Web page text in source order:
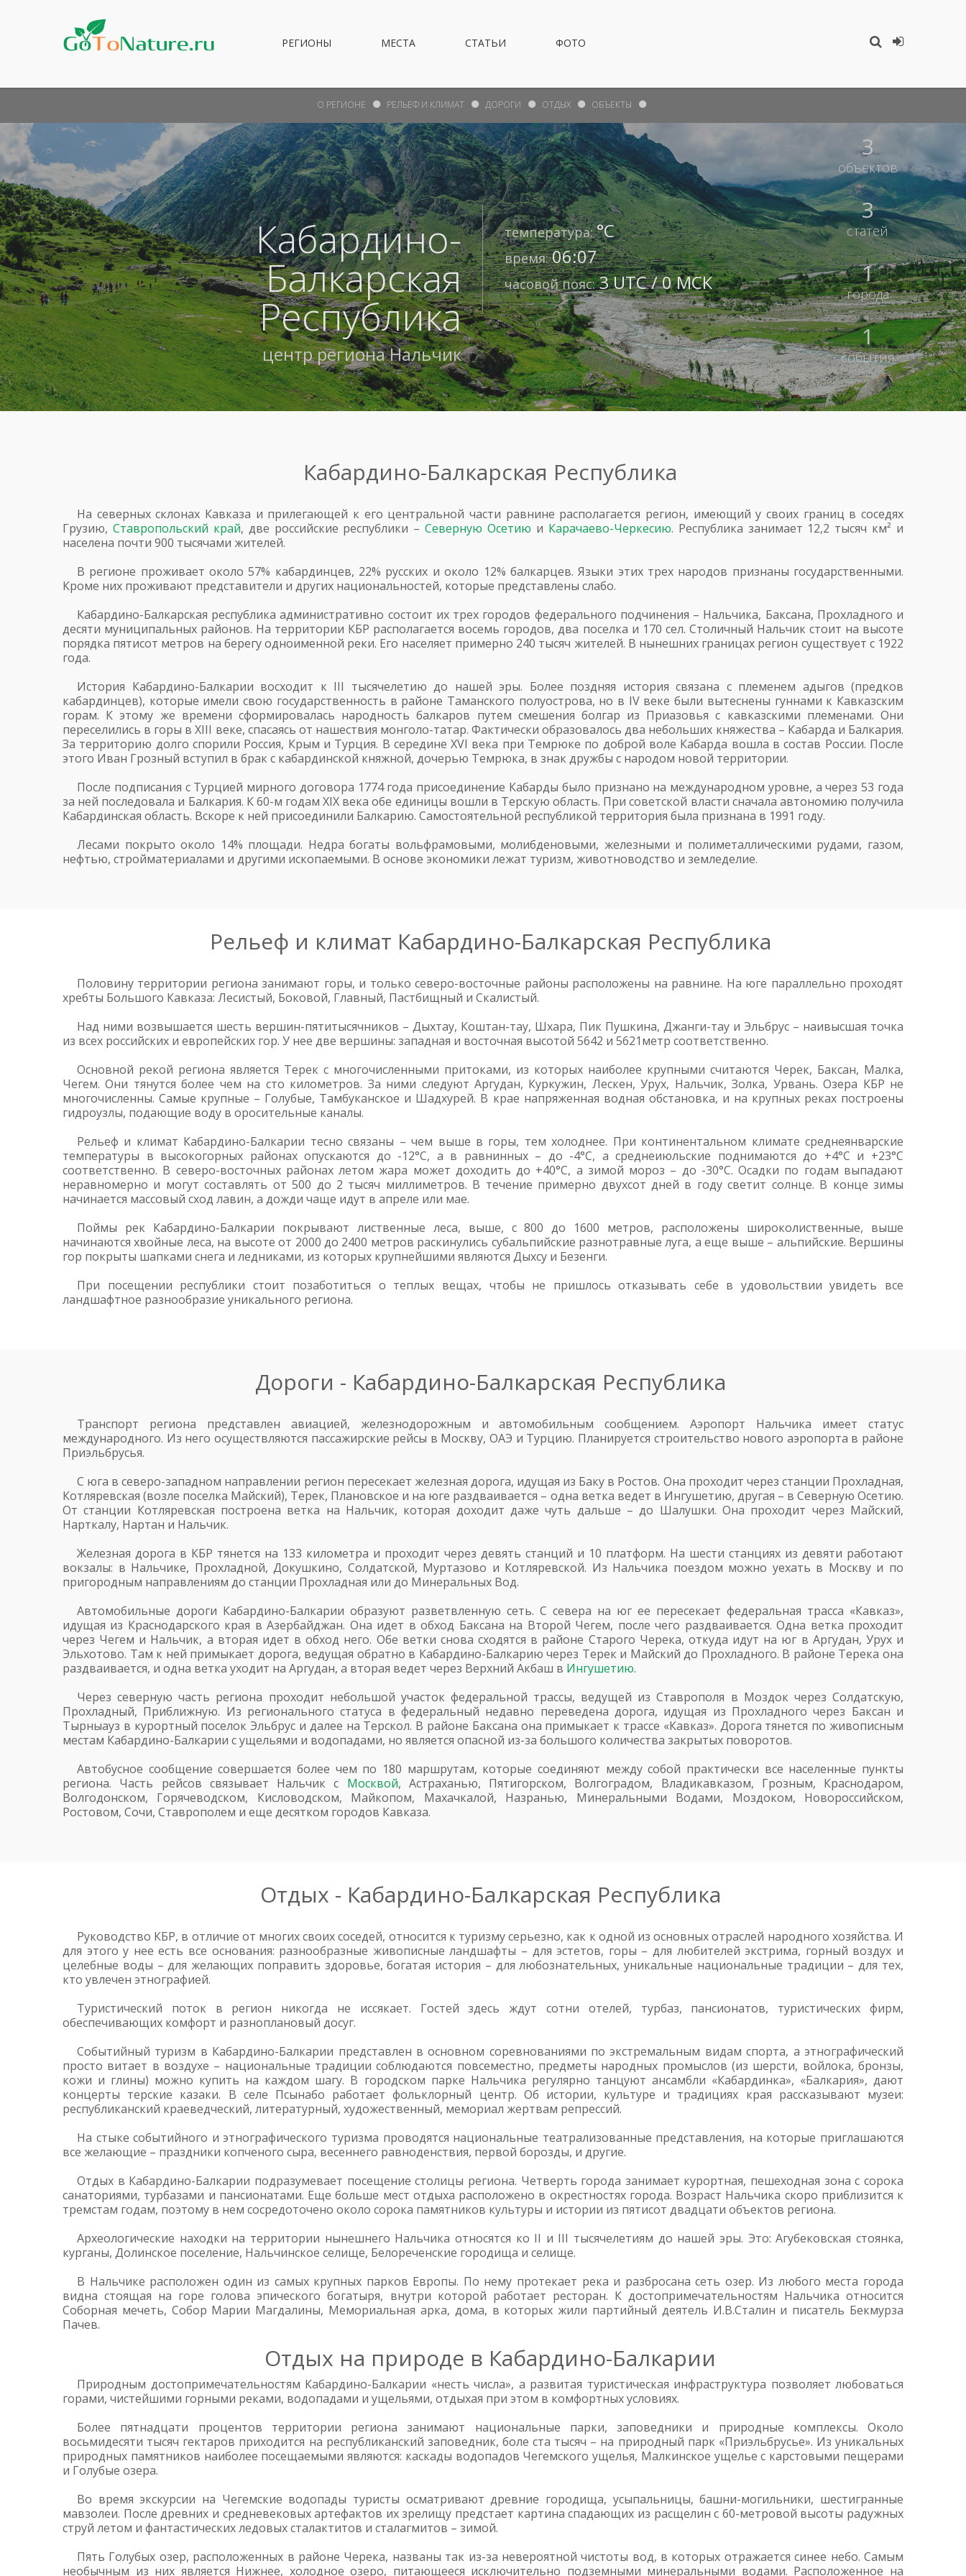
РЕГИОНЫ МЕСТА СТАТЬИ ФОТО
Кабардино-
Балкарская
Республика
центр регионаНальчик
температура:°С
время:06:07
часовой пояс:3 UTC / 0 МСК
3
объектов
3
статей
1
города
1
события
О РЕГИОНЕ РЕЛЬЕФ И КЛИМАТ ДОРОГИ ОТДЫХ ОБЪЕКТЫ
Кабардино-Балкарская Республика
На северных склонах Кавказа и прилегающей к его центральной части равнине располагается регион, имеющий у своих границ в соседях
Грузию, Ставропольский край, две российские республики –Северную Осетию и Карачаево-Черкесию. Республика занимает 12,2 тысяч км² и
населена почти 900 тысячами жителей.
В регионе проживает около 57% кабардинцев, 22% русских и около 12% балкарцев. Языки этих трех народов признаны государственными.
Кроме них проживают представители и других национальностей, которые представлены слабо.
Кабардино-Балкарская республика административно состоит их трех городов федерального подчинения – Нальчика, Баксана, Прохладного и
десяти муниципальных районов. На территории КБР располагается восемь городов, два поселка и 170 сел. Столичный Нальчик стоит на высоте
порядка пятисот метров на берегу одноименной реки. Его населяет примерно 240 тысяч жителей. В нынешних границах регион существует с 1922
года.
История Кабардино-Балкарии восходит к III тысячелетию до нашей эры. Более поздняя история связана с племенем адыгов (предков
кабардинцев), которые имели свою государственность в районе Таманского полуострова, но в IV веке были вытеснены гуннами к Кавказским
горам. К этому же времени сформировалась народность балкаров путем смешения болгар из Приазовья с кавказскими племенами. Они
переселились в горы в XIII веке, спасаясь от нашествия монголо-татар. Фактически образовалось два небольших княжества – Кабарда и Балкария.
За территорию долго спорили Россия, Крым и Турция. В середине XVI века при Темрюке по доброй воле Кабарда вошла в состав России. После
этого Иван Грозный вступил в брак с кабардинской княжной, дочерью Темрюка, в знак дружбы с народом новой территории.
После подписания с Турцией мирного договора 1774 года присоединение Кабарды было признано на международном уровне, а через 53 года
за ней последовала и Балкария. К 60-м годам XIX века обе единицы вошли в Терскую область. При советской власти сначала автономию получила
Кабардинская область. Вскоре к ней присоединили Балкарию. Самостоятельной республикой территория была признана в 1991 году.
Лесами покрыто около 14% площади. Недра богаты вольфрамовыми, молибденовыми, железными и полиметаллическими рудами, газом,
нефтью, стройматериалами и другими ископаемыми. В основе экономики лежат туризм, животноводство и земледелие.
Рельеф и климат Кабардино-Балкарская Республика
Половину территории региона занимают горы, и только северо-восточные районы расположены на равнине. На юге параллельно проходят
хребты Большого Кавказа: Лесистый, Боковой, Главный, Пастбищный и Скалистый.
Над ними возвышается шесть вершин-пятитысячников – Дыхтау, Коштан-тау, Шхара, Пик Пушкина, Джанги-тау и Эльбрус – наивысшая точка
из всех российских и европейских гор. У нее две вершины: западная и восточная высотой 5642 и 5621метр соответственно.
Основной рекой региона является Терек с многочисленными притоками, из которых наиболее крупными считаются Черек, Баксан, Малка,
Чегем. Они тянутся более чем на сто километров. За ними следуют Аргудан, Куркужин, Лескен, Урух, Нальчик, Золка, Урвань. Озера КБР не
многочисленны. Самые крупные – Голубые, Тамбуканское и Шадхурей. В крае напряженная водная обстановка, и на крупных реках построены
гидроузлы, подающие воду в оросительные каналы.
Рельеф и климат Кабардино-Балкарии тесно связаны – чем выше в горы, тем холоднее. При континентальном климате среднеянварские
температуры в высокогорных районах опускаются до -12°С, а в равнинных – до -4°С, а среднеиюльские поднимаются до +4°С и +23°С
соответственно. В северо-восточных районах летом жара может доходить до +40°С, а зимой мороз – до -30°С. Осадки по годам выпадают
неравномерно и могут составлять от 500 до 2 тысяч миллиметров. В течение примерно двухсот дней в году светит солнце. В конце зимы
начинается массовый сход лавин, а дожди чаще идут в апреле или мае.
Поймы рек Кабардино-Балкарии покрывают лиственные леса, выше, с 800 до 1600 метров, расположены широколиственные, выше
начинаются хвойные леса, на высоте от 2000 до 2400 метров раскинулись субальпийские разнотравные луга, а еще выше – альпийские. Вершины
гор покрыты шапками снега и ледниками, из которых крупнейшими являются Дыхсу и Безенги.
При посещении республики стоит позаботиться о теплых вещах, чтобы не пришлось отказывать себе в удовольствии увидеть все
ландшафтное разнообразие уникального региона.
Дороги - Кабардино-Балкарская Республика
Транспорт региона представлен авиацией, железнодорожным и автомобильным сообщением. Аэропорт Нальчика имеет статус
международного. Из него осуществляются пассажирские рейсы в Москву, ОАЭ и Турцию. Планируется строительство нового аэропорта в районе
Приэльбрусья.
С юга в северо-западном направлении регион пересекает железная дорога, идущая из Баку в Ростов. Она проходит через станции Прохладная,
Котляревская (возле поселка Майский), Терек, Плановское и на юге раздваивается – одна ветка ведет в Ингушетию, другая – в Северную Осетию.
От станции Котляревская построена ветка на Нальчик, которая доходит даже чуть дальше – до Шалушки. Она проходит через Майский,
Нарткалу, Нартан и Нальчик.
Железная дорога в КБР тянется на 133 километра и проходит через девять станций и 10 платформ. На шести станциях из девяти работают
вокзалы: в Нальчике, Прохладной, Докушкино, Солдатской, Муртазово и Котляревской. Из Нальчика поездом можно уехать в Москву и по
пригородным направлениям до станции Прохладная или до Минеральных Вод.
Автомобильные дороги Кабардино-Балкарии образуют разветвленную сеть. С севера на юг ее пересекает федеральная трасса «Кавказ»,
идущая из Краснодарского края в Азербайджан. Она идет в обход Баксана на Второй Чегем, после чего раздваивается. Одна ветка проходит
через Чегем и Нальчик, а вторая идет в обход него. Обе ветки снова сходятся в районе Старого Черека, откуда идут на юг в Аргудан, Урух и
Эльхотово. Там к ней примыкает дорога, ведущая обратно в Кабардино-Балкарию через Терек и Майский до Прохладного. В районе Терека она
раздваивается, и одна ветка уходит на Аргудан, а вторая ведет через Верхний Акбаш в Ингушетию.
Через северную часть региона проходит небольшой участок федеральной трассы, ведущей из Ставрополя в Моздок через Солдатскую,
Прохладный, Приближную. Из регионального статуса в федеральный недавно переведена дорога, идущая из Прохладного через Баксан и
Тырныауз в курортный поселок Эльбрус и далее на Терскол. В районе Баксана она примыкает к трассе «Кавказ». Дорога тянется по живописным
местам Кабардино-Балкарии с ущельями и водопадами, но является опасной из-за большого количества закрытых поворотов.
Автобусное сообщение совершается более чем по 180 маршрутам, которые соединяют между собой практически все населенные пункты
региона. Часть рейсов связывает Нальчик с Москвой, Астраханью, Пятигорском, Волгоградом, Владикавказом, Грозным, Краснодаром,
Волгодонском, Горячеводском, Кисловодском, Майкопом, Махачкалой, Назранью, Минеральными Водами, Моздоком, Новороссийском,
Ростовом, Сочи, Ставрополем и еще десятком городов Кавказа.
Отдых - Кабардино-Балкарская Республика
Руководство КБР, в отличие от многих своих соседей, относится к туризму серьезно, как к одной из основных отраслей народного хозяйства. И
для этого у нее есть все основания: разнообразные живописные ландшафты – для эстетов, горы – для любителей экстрима, горный воздух и
целебные воды – для желающих поправить здоровье, богатая история – для любознательных, уникальные национальные традиции – для тех,
кто увлечен этнографией.
Туристический поток в регион никогда не иссякает. Гостей здесь ждут сотни отелей, турбаз, пансионатов, туристических фирм,
обеспечивающих комфорт и разноплановый досуг.
Событийный туризм в Кабардино-Балкарии представлен в основном соревнованиями по экстремальным видам спорта, а этнографический
просто витает в воздухе – национальные традиции соблюдаются повсеместно, предметы народных промыслов (из шерсти, войлока, бронзы,
кожи и глины) можно купить на каждом шагу. В городском парке Нальчика регулярно танцуют ансамбли «Кабардинка», «Балкария», дают
концерты терские казаки. В селе Псынабо работает фольклорный центр. Об истории, культуре и традициях края рассказывают музеи:
республиканский краеведческий, литературный, художественный, мемориал жертвам репрессий.
На стыке событийного и этнографического туризма проводятся национальные театрализованные представления, на которые приглашаются
все желающие – праздники копченого сыра, весеннего равноденствия, первой борозды, и другие.
Отдых в Кабардино-Балкарии подразумевает посещение столицы региона. Четверть города занимает курортная, пешеходная зона с сорока
санаториями, турбазами и пансионатами. Еще больше мест отдыха расположено в окрестностях города. Возраст Нальчика скоро приблизится к
тремстам годам, поэтому в нем сосредоточено около сорока памятников культуры и истории из пятисот двадцати объектов региона.
Археологические находки на территории нынешнего Нальчика относятся ко II и III тысячелетиям до нашей эры. Это: Агубековская стоянка,
курганы, Долинское поселение, Нальчинское селище, Белореченские городища и селище.
В Нальчике расположен один из самых крупных парков Европы. По нему протекает река и разбросана сеть озер. Из любого места города
видна стоящая на горе голова эпического богатыря, внутри которой работает ресторан. К достопримечательностям Нальчика относится
Соборная мечеть, Собор Марии Магдалины, Мемориальная арка, дома, в которых жили партийный деятель И.В.Сталин и писатель Бекмурза
Пачев.
Отдых на природе в Кабардино-Балкарии
Природным достопримечательностям Кабардино-Балкарии «несть числа», а развитая туристическая инфраструктура позволяет любоваться
горами, чистейшими горными реками, водопадами и ущельями, отдыхая при этом в комфортных условиях.
Более пятнадцати процентов территории региона занимают национальные парки, заповедники и природные комплексы. Около
восьмидесяти тысяч гектаров приходится на республиканский заповедник, боле ста тысяч – на природный парк «Приэльбрусье». Из уникальных
природных памятников наиболее посещаемыми являются: каскады водопадов Чегемского ущелья, Малкинское ущелье с карстовыми пещерами
и Голубые озера.
Во время экскурсии на Чегемские водопады туристы осматривают древние городища, усыпальницы, башни-могильники, шестигранные
мавзолеи. После древних и средневековых артефактов их зрелищу предстает картина спадающих из расщелин с 60-метровой высоты радужных
струй летом и фантастических ледовых сталактитов и сталагмитов – зимой.
Пять Голубых озер, расположенных в районе Черека, названы так из-за невероятной чистоты вод, в которых отражается синее небо. Самым
необычным из них является Нижнее, холодное озеро, питающееся исключительно подземными минеральными водами. Расположенное на